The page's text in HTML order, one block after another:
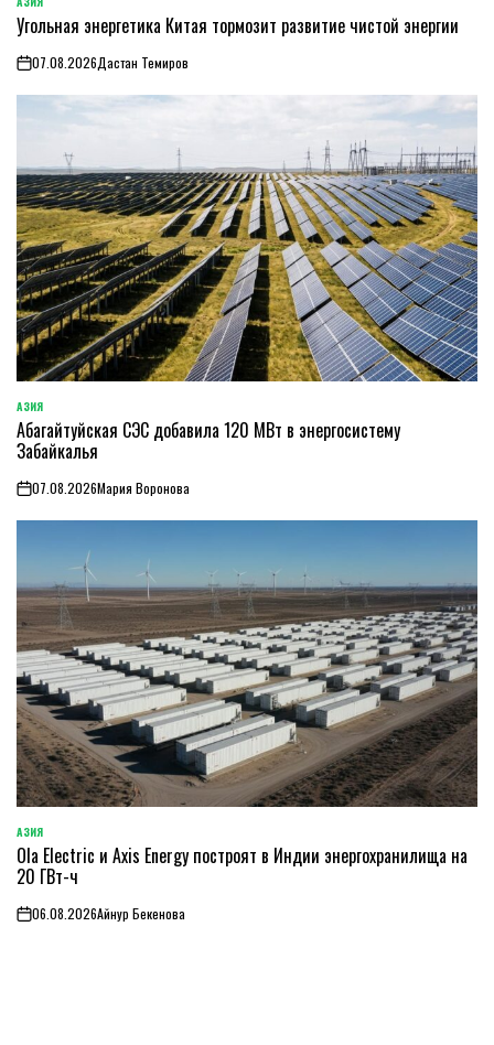
ОПУБЛИКОВАНО
В
Угольная энергетика Китая тормозит развитие чистой энергии
on07.08.2026Дастан Темиров
ОПУБЛИКОВАНО
В
АЗИЯ
Абагайтуйская СЭС добавила 120 МВт в энергосистему
Забайкалья
on07.08.2026Мария Воронова
ОПУБЛИКОВАНО
В
АЗИЯ
Ola Electric и Axis Energy построят в Индии энергохранилища на
20 ГВт-ч
on06.08.2026Айнур Бекенова